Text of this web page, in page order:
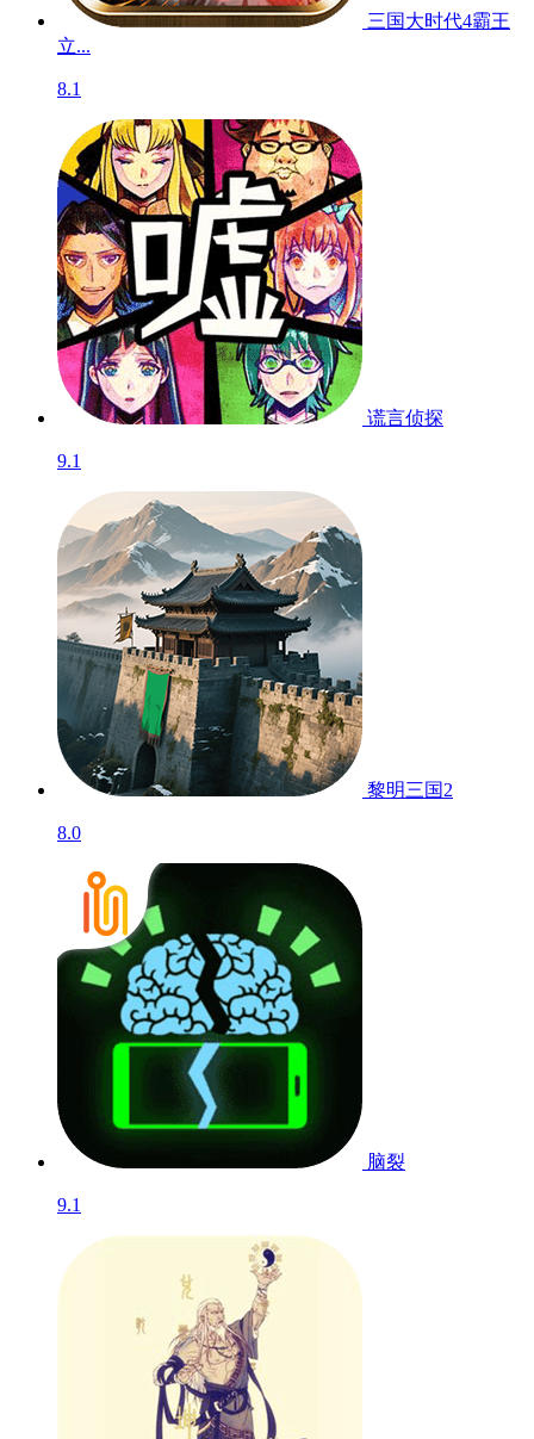
三国大时代4霸王
立...
8.1
谎言侦探
9.1
黎明三国2
8.0
脑裂
9.1